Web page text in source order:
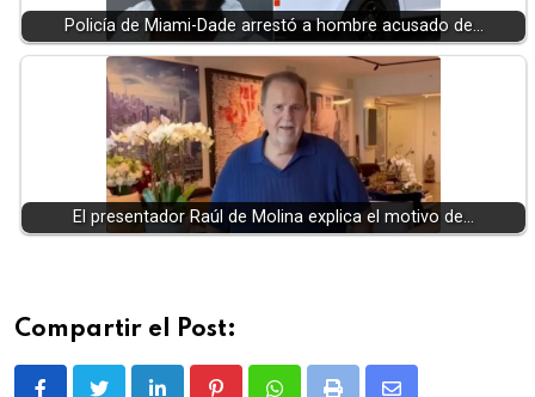
Policía de Miami-Dade arrestó a hombre acusado de…
El presentador Raúl de Molina explica el motivo de…
Compartir el Post: